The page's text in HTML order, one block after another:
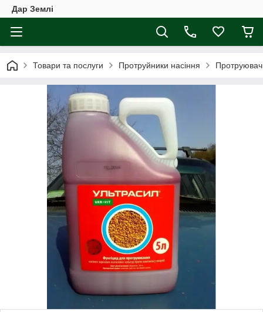
Дар Землі
Товари та послуги Протруйники насіння